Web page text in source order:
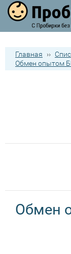
Главная ››
Обмен опытом
Обмен